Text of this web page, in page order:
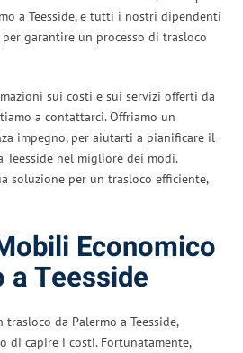
a Teesside, e tutti i nostri dipendenti
garantire un processo di trasloco
sui costi e sui servizi offerti da
a contattarci. Offriamo un
impegno, per aiutarti a pianificare il
Teesside nel migliore dei modi.
soluzione per un trasloco efficiente,
Economico
a Teesside
da Palermo a Teesside,
di capire i costi. Fortunatamente,